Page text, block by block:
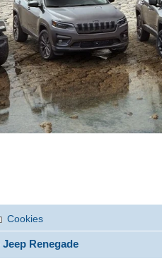
Cookies
Jeep Renegade